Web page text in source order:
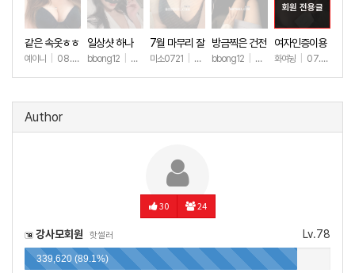
같은 속옷ㅎㅎ
예이니 08.04 +63
일상샷 하나
bbong12 07.31+88
7월 마무리 잘
하세요🫶
미소0721 07.31+243
방금찍은 건전
한 일상샷
bbong12 07.28+89
회원 전용글
여자인증이용
ㅎㅎ
화여뉭 07.27
Author
30 24
Lv.78
강사모회원 핫썰러
339,620 (89.1%)